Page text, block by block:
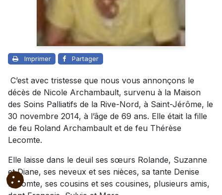
Imprimer Partager
C’est avec tristesse que nous vous annonçons le
décès de Nicole Archambault, survenu à la Maison
des Soins Palliatifs de la Rive-Nord, à Saint-Jérôme, le
30 novembre 2014, à l’âge de 69 ans. Elle était la fille
de feu Roland Archambault et de feu Thérèse
Lecomte.
Elle laisse dans le deuil ses sœurs Rolande, Suzanne
et Diane, ses neveux et ses nièces, sa tante Denise
Lecomte, ses cousins et ses cousines, plusieurs amis,